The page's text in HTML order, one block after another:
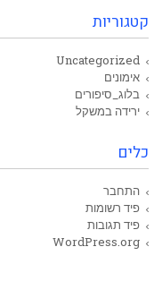
קטגוריות
Uncategorized
אימונים
בלוג_סיפורים
ירידה במשקל
כלים
התחבר
פיד רשומות
פיד תגובות
WordPress.org